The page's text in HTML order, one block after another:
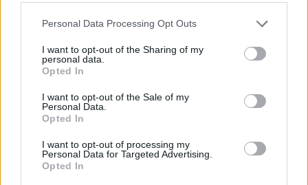
Personal Data Processing Opt Outs
I want to opt-out of the Sharing of my
personal data.
Opted In
I want to opt-out of the Sale of my
Personal Data.
Opted In
I want to opt-out of processing my
Personal Data for Targeted Advertising.
Opted In